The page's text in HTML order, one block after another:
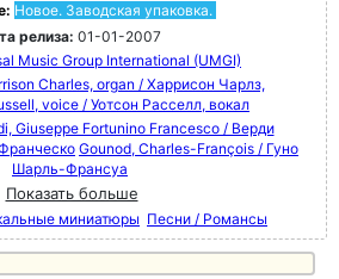
Новое. Заводская упаковка.
релиза: 01-01-2007
Music Group International (UMGI)
Charles, organ / Харрисон Чарлз,
voice / Уотсон Расселл, вокал
Giuseppe Fortunino Francesco / Верди
Gounod, Charles-François / Гуно
Шарль-Франсуа
Показать больше
миниатюры Песни / Романсы